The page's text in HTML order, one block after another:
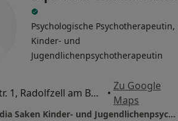
Psychologische Psychotherapeutin,
Kinder- und
Jugendlichenpsychotherapeutin
Untertorstr. 1, Radolfzell am Bodensee •
Zu Google
Maps
Praxis Claudia Saken Kinder- und Jugendlichenpsychotherapeutin